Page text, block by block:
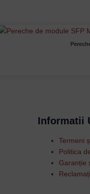
Informatii
Termeni
Politica
Garanție